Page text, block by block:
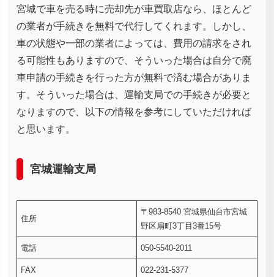
宮城で車を売る時に売却先が車買取店なら、ほとんど
の業者が手続きを無料で代行してくれます。しかし、
車の状態や一部の業者によっては、費用の請求をされ
る可能性もありますので、そういった場合は自分で廃
車申請の手続きを行った方が無料で済む場合がありま
す。そういった場合は、運輸支局での手続きが必要と
なりますので、以下の情報を参考にしていただければ
と思います。
宮城運輸支局
住所
〒983-8540 宮城県仙台市宮城
野区扇町3丁目3番15号
電話 050-5540-2011
FAX 022-231-5377